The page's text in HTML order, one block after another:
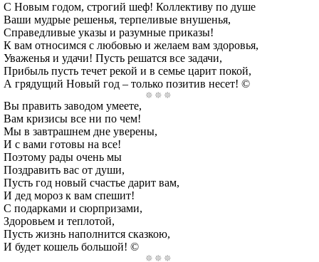
С Новым годом, строгий шеф! Коллективу по душе
Ваши мудрые решенья, терпеливые внушенья,
Справедливые указы и разумные приказы!
К вам относимся с любовью и желаем вам здоровья,
Уваженья и удачи! Пусть решатся все задачи,
Прибыль пусть течет рекой и в семье царит покой,
А грядущий Новый год – только позитив несет! ©
Вы править заводом умеете,
Вам кризисы все ни по чем!
Мы в завтрашнем дне уверены,
И с вами готовы на все!
Поэтому рады очень мы
Поздравить вас от души,
Пусть год новый счастье дарит вам,
И дед мороз к вам спешит!
С подарками и сюрпризами,
Здоровьем и теплотой,
Пусть жизнь наполнится сказкою,
И будет кошель большой! ©